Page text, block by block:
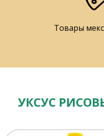
Товары
УКСУС